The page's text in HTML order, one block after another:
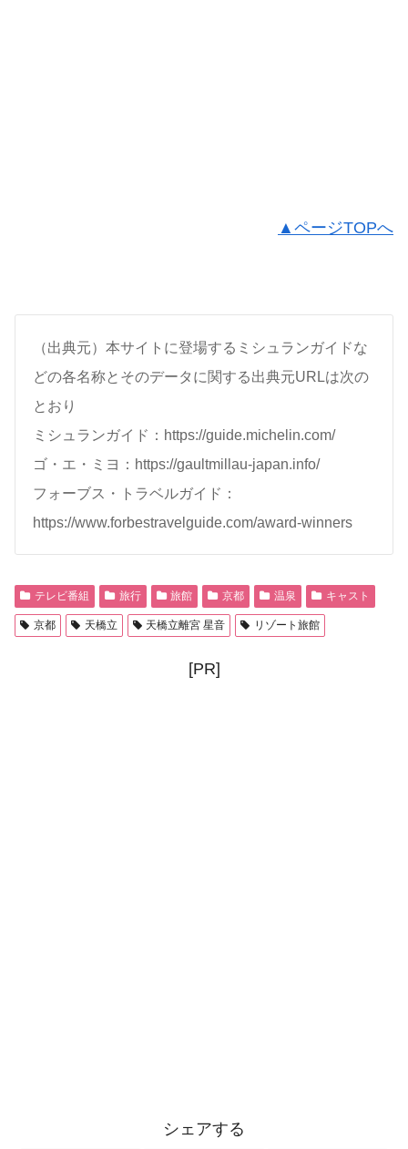
▲ページTOPへ
（出典元）本サイトに登場するミシュランガイドな
どの各名称とそのデータに関する出典元URLは次の
とおり
ミシュランガイド：https://guide.michelin.com/
ゴ・エ・ミヨ：https://gaultmillau-japan.info/
フォーブス・トラベルガイド：
https://www.forbestravelguide.com/award-winners
テレビ番組 旅行 旅館 京都 温泉 キャスト
京都 天橋立 天橋立離宮 星音 リゾート旅館
[PR]
シェアする